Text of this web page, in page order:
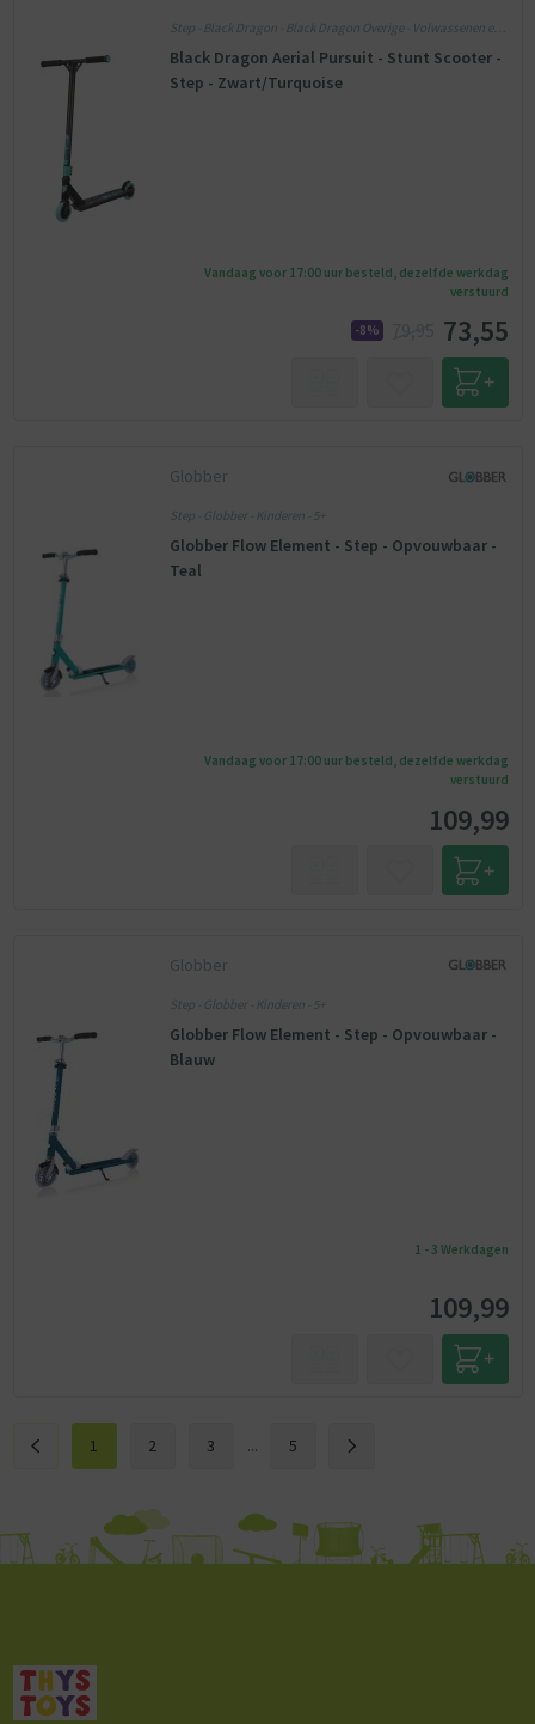
Step - Black Dragon - Black Dragon Overige - Volwassenen en
Black Dragon Aerial Pursuit - Stunt Scooter -
Step - Zwart/Turquoise
Vandaag voor 17:00 uur besteld, dezelfde werkdag
verstuurd
-8% 73,55
Globber
Step - Globber - Kinderen - 5+
Globber Flow Element - Step - Opvouwbaar -
Teal
Vandaag voor 17:00 uur besteld, dezelfde werkdag
verstuurd
109,99
Globber
Step - Globber - Kinderen - 5+
Globber Flow Element - Step - Opvouwbaar -
Blauw
1 - 3 Werkdagen
109,99
1 2 3 ... 5